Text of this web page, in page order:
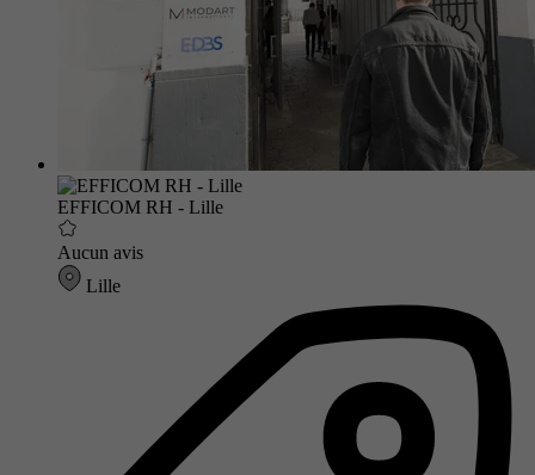
EFFICOM RH - Lille
Aucun avis
Lille